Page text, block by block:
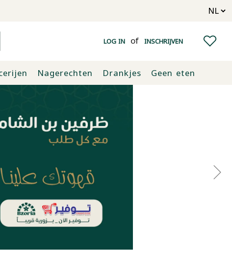
LOG IN of INSCHRIJVEN
Nagerechten Drankjes Geen eten